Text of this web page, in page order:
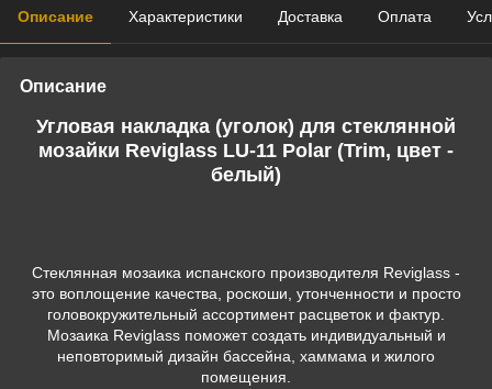
Описание Характеристики Доставка Оплата
Описание
Угловая накладка (уголок) для стеклянной
мозайки Reviglass LU-11 Polar (Trim, цвет -
белый)
Стеклянная мозаика испанского производителя Reviglass -
это воплощение качества, роскоши, утонченности и просто
головокружительный ассортимент расцветок и фактур.
Мозаика Reviglass поможет создать индивидуальный и
неповторимый дизайн бассейна, хаммама и жилого
помещения.